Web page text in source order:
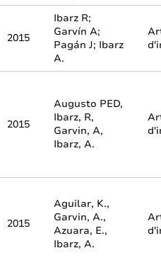
2015
Ibarz R;
Garvín A;
Pagán J; Ibarz
A.
2015
Augusto PED,
Ibarz, R,
Garvin, A,
Ibarz, A.
2015
Aguilar, K.,
Garvin, A.,
Azuara, E.,
Ibarz, A.